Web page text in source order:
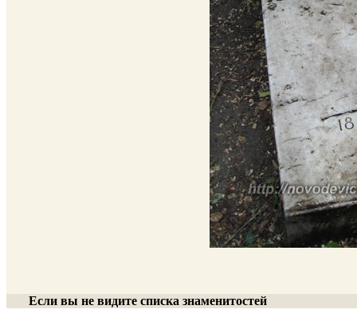
Если вы не видите списка знаменитостей